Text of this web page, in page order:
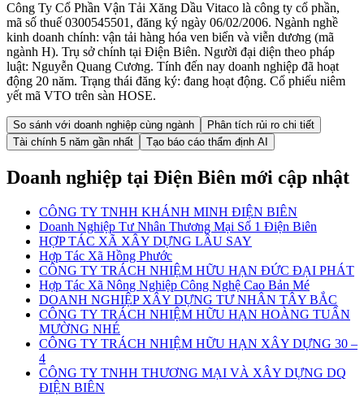
Công Ty Cổ Phần Vận Tải Xăng Dầu Vitaco là công ty cổ phần,
mã số thuế 0300545501, đăng ký ngày 06/02/2006. Ngành nghề
kinh doanh chính: vận tải hàng hóa ven biển và viễn dương (mã
ngành H). Trụ sở chính tại Điện Biên. Người đại diện theo pháp
luật: Nguyễn Quang Cương. Tính đến nay doanh nghiệp đã hoạt
động 20 năm. Trạng thái đăng ký: đang hoạt động. Cổ phiếu niêm
yết mã VTO trên sàn HOSE.
So sánh với doanh nghiệp cùng ngành
Phân tích rủi ro chi tiết
Tài chính 5 năm gần nhất
Tạo báo cáo thẩm định AI
Doanh nghiệp tại Điện Biên mới cập nhật
CÔNG TY TNHH KHÁNH MINH ĐIỆN BIÊN
Doanh Nghiệp Tư Nhân Thương Mại Số 1 Điện Biên
HỢP TÁC XÃ XÂY DỰNG LẦU SAY
Hợp Tác Xã Hồng Phước
CÔNG TY TRÁCH NHIỆM HỮU HẠN ĐỨC ĐẠI PHÁT
Hợp Tác Xã Nông Nghiệp Công Nghệ Cao Bản Mé
DOANH NGHIỆP XÂY DỰNG TƯ NHÂN TÂY BẮC
CÔNG TY TRÁCH NHIỆM HỮU HẠN HOÀNG TUẤN
MƯỜNG NHÉ
CÔNG TY TRÁCH NHIỆM HỮU HẠN XÂY DỰNG 30 –
4
CÔNG TY TNHH THƯƠNG MẠI VÀ XÂY DỰNG DQ
ĐIỆN BIÊN